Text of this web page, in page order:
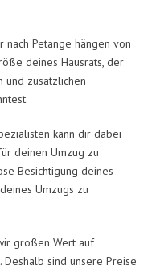
Petange hängen von
deines Hausrats, der
und zusätzlichen
kann dir dabei
deinen Umzug zu
Besichtigung deines
Umzugs zu
großen Wert auf
sind unsere Preise